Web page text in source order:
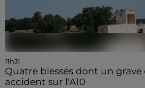
11h31
Quatre blessés dont un grave
accident sur l'A10